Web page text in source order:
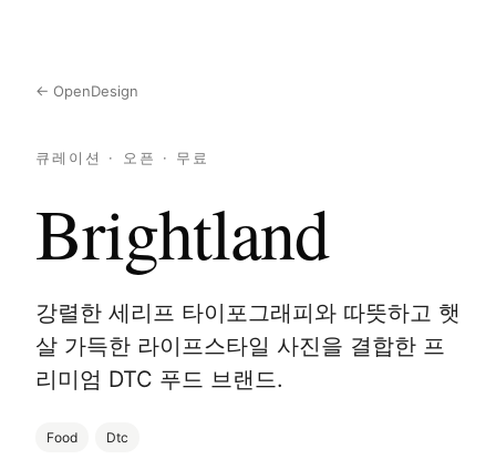
← OpenDesign
큐레이션 · 오픈 · 무료
Brightland
강렬한 세리프 타이포그래피와 따뜻하고 햇
살 가득한 라이프스타일 사진을 결합한 프
리미엄 DTC 푸드 브랜드.
Food Dtc